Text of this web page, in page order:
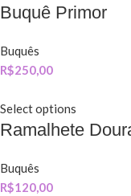
Buquê Primor
Buquês
R$250,00
Select options
Ramalhete
Buquês
R$120,00